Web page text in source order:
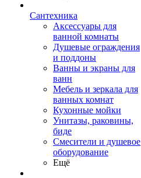
Сантехника
Аксессуары для
ванной комнаты
Душевые ограждения
и поддоны
Ванны и экраны для
ванн
Мебель и зеркала для
ванных комнат
Кухонные мойки
Унитазы, раковины,
биде
Смесители и душевое
оборудование
Ещё